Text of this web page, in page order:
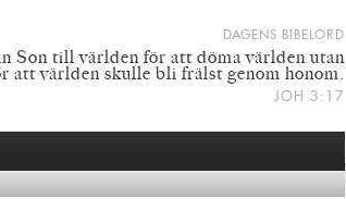
DAGENS BIBELORD
Son till världen för att döma världen utan
att världen skulle bli frälst genom honom.
JOH 3:17